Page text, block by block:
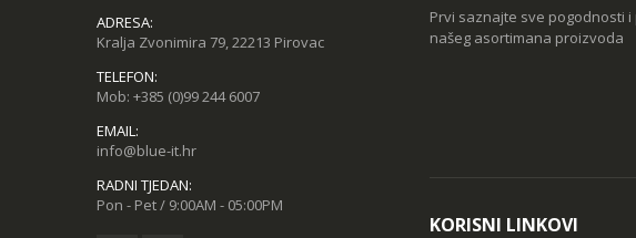
ADRESA:
Kralja Zvonimira 79, 22213 Pirovac
TELEFON:
Mob: +385 (0)99 244 6007
EMAIL:
info@blue-it.hr
RADNI TJEDAN:
Pon - Pet / 9:00AM - 05:00PM
Prvi saznajte sve pogodnosti
našeg asortimana proizvoda
KORISNI LINKOVI